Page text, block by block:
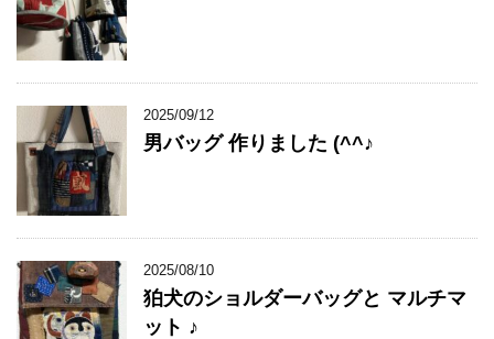
2025/09/12
男バッグ 作りました (^^♪
2025/08/10
狛犬のショルダーバッグと マルチマ
ット ♪